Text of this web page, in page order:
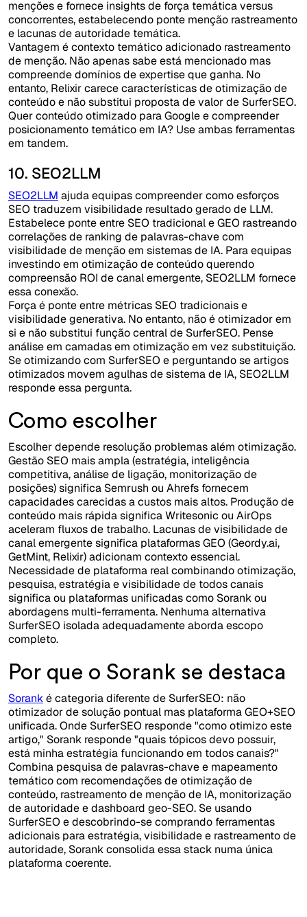
menções e fornece insights de força temática versus
concorrentes, estabelecendo ponte menção rastreamento
e lacunas de autoridade temática.
Vantagem é contexto temático adicionado rastreamento
de menção. Não apenas sabe está mencionado mas
compreende domínios de expertise que ganha. No
entanto, Relixir carece características de otimização de
conteúdo e não substitui proposta de valor de SurferSEO.
Quer conteúdo otimizado para Google e compreender
posicionamento temático em IA? Use ambas ferramentas
em tandem.
10. SEO2LLM
SEO2LLM ajuda equipas compreender como esforços
SEO traduzem visibilidade resultado gerado de LLM.
Estabelece ponte entre SEO tradicional e GEO rastreando
correlações de ranking de palavras-chave com
visibilidade de menção em sistemas de IA. Para equipas
investindo em otimização de conteúdo querendo
compreensão ROI de canal emergente, SEO2LLM fornece
essa conexão.
Força é ponte entre métricas SEO tradicionais e
visibilidade generativa. No entanto, não é otimizador em
si e não substitui função central de SurferSEO. Pense
análise em camadas em otimização em vez substituição.
Se otimizando com SurferSEO e perguntando se artigos
otimizados movem agulhas de sistema de IA, SEO2LLM
responde essa pergunta.
Como escolher
Escolher depende resolução problemas além otimização.
Gestão SEO mais ampla (estratégia, inteligência
competitiva, análise de ligação, monitorização de
posições) significa Semrush ou Ahrefs fornecem
capacidades carecidas a custos mais altos. Produção de
conteúdo mais rápida significa Writesonic ou AirOps
aceleram fluxos de trabalho. Lacunas de visibilidade de
canal emergente significa plataformas GEO (Geordy.ai,
GetMint, Relixir) adicionam contexto essencial.
Necessidade de plataforma real combinando otimização,
pesquisa, estratégia e visibilidade de todos canais
significa ou plataformas unificadas como Sorank ou
abordagens multi-ferramenta. Nenhuma alternativa
SurferSEO isolada adequadamente aborda escopo
completo.
Por que o Sorank se destaca
Soranké categoria diferente de SurferSEO: não
otimizador de solução pontual mas plataforma GEO+SEO
unificada. Onde SurferSEO responde "como otimizo este
artigo," Sorank responde "quais tópicos devo possuir,
está minha estratégia funcionando em todos canais?"
Combina pesquisa de palavras-chave e mapeamento
temático com recomendações de otimização de
conteúdo, rastreamento de menção de IA, monitorização
de autoridade e dashboard geo-SEO. Se usando
SurferSEO e descobrindo-se comprando ferramentas
adicionais para estratégia, visibilidade e rastreamento de
autoridade, Sorank consolida essa stack numa única
plataforma coerente.